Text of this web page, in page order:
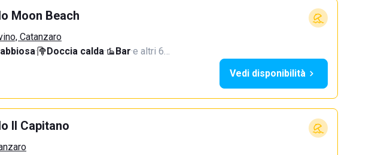
Moon Beach
Catanzaro
· Doccia calda· Bar·e altri 6…
Vedi disponibilità
Il Capitano